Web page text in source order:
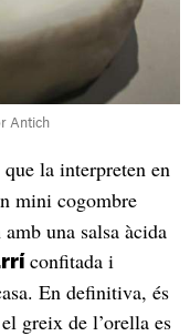
Antich
la interpreten en
mini cogombre
una salsa àcida
confitada i
En definitiva, és
greix de l’orella es